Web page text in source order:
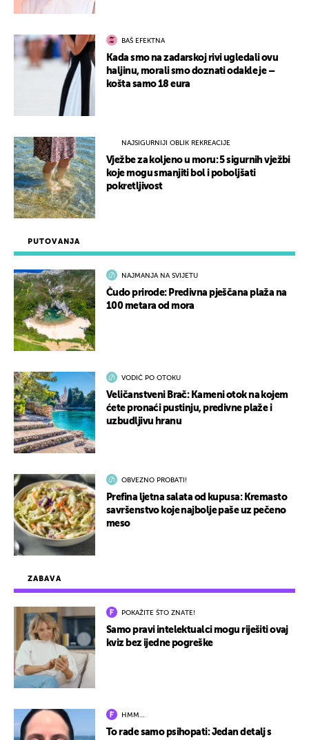
ZABAVA
POKAŽITE ŠTO ZNATE!
Samo pravi intelektualci mogu riješiti ovaj
kviz bez ijedne pogreške
HMM…
To rade samo psihopati: Jedan detalj s
PUTOVANJA
NAJMANJA NA SVIJETU
Čudo prirode: Predivna pješčana plaža na
100 metara od mora
VODIČ PO OTOKU
Veličanstveni Brač: Kameni otok na kojem
ćete pronaći pustinju, predivne plaže i
uzbudljivu hranu
OBVEZNO PROBATI!
Prefina ljetna salata od kupusa: Kremasto
savršenstvo koje najbolje paše uz pečeno
meso
BAŠ EFEKTNA
Kada smo na zadarskoj rivi ugledali ovu
haljinu, morali smo doznati odakle je –
košta samo 18 eura
NAJSIGURNIJI OBLIK REKREACIJE
Vježbe za koljeno u moru: 5 sigurnih vježbi
koje mogu smanjiti bol i poboljšati
pokretljivost